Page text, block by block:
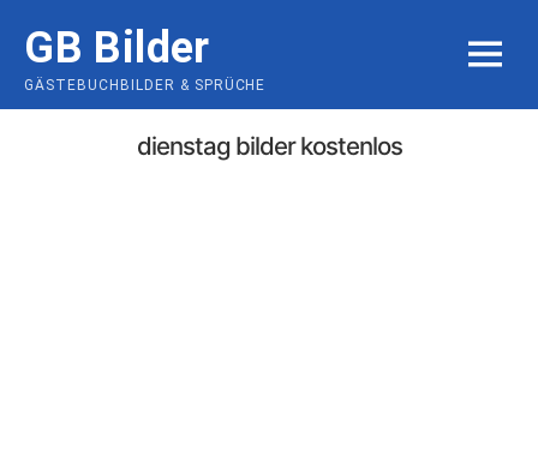
content
GB Bilder
GÄSTEBUCHBILDER & SPRÜCHE
MENU
dienstag bilder kostenlos